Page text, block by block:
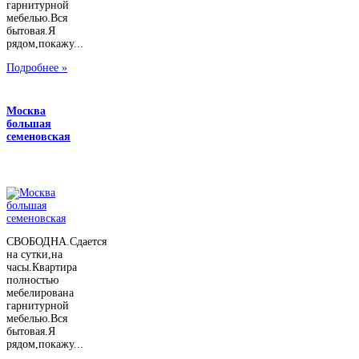
гарнитурной
мебелью.Вся
бытовая.Я
рядом,покажу...
Подробнее »
Москва
большая
семеновская
СВОБОДНА.Сдается
на сутки,на
часы.Квартира
полностью
мебелирована
гарнитурной
мебелью.Вся
бытовая.Я
рядом,покажу...